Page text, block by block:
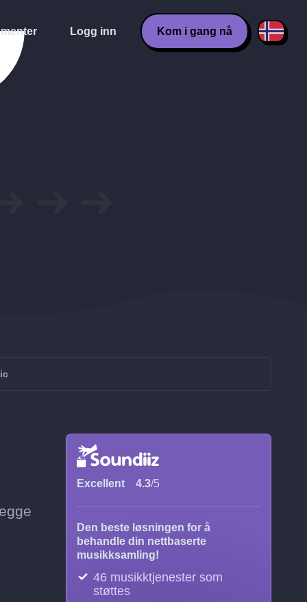
Logg inn Kom i gang nå
Excellent 4.3/5
Den beste løsningen for å
behandle din nettbaserte
musikksamling!
46 musikktjenester som
støttes